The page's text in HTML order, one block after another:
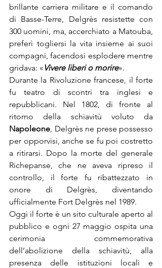
brillante carriera militare e il comando
di Basse-Terre, Delgrès resistette con
300 uomini, ma, accerchiato a Matouba,
preferì togliersi la vita insieme ai suoi
compagni, facendosi esplodere mentre
gridava: «Vivere liberi o morire».
Durante la Rivoluzione francese, il forte
fu teatro di scontri tra inglesi e
repubblicani. Nel 1802, di fronte al
Napoleone, Delgrès ne prese possesso
per opporvisi, anche se fu poi costretto
a ritirarsi. Dopo la morte del generale
Richepanse, che ne aveva ripreso il
controllo, il forte fu ribattezzato in
onore di Delgrès, diventando
ufficialmente Fort Delgrès nel 1989.
Oggi il forte è un sito culturale aperto al
pubblico e ogni 27 maggio ospita una
cerimonia commemorativa
dell’abolizione della schiavitù, alla
presenza delle istituzioni locali e